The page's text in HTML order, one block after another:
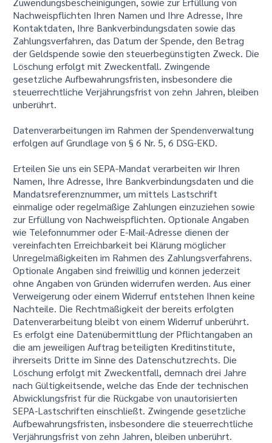
Nachweispflichten Ihren Namen und Ihre Adresse, Ihre
Kontaktdaten, Ihre Bankverbindungsdaten sowie das
Zahlungsverfahren, das Datum der Spende, den Betrag
der Geldspende sowie den steuerbegünstigten Zweck. Die
Löschung erfolgt mit Zweckentfall. Zwingende
gesetzliche Aufbewahrungsfristen, insbesondere die
steuerrechtliche Verjährungsfrist von zehn Jahren, bleiben
unberührt.
Datenverarbeitungen im Rahmen der Spendenverwaltung
erfolgen auf Grundlage von § 6 Nr. 5, 6 DSG-EKD.
Erteilen Sie uns ein SEPA-Mandat verarbeiten wir Ihren
Namen, Ihre Adresse, Ihre Bankverbindungsdaten und die
Mandatsreferenznummer, um mittels Lastschrift
einmalige oder regelmäßige Zahlungen einzuziehen sowie
zur Erfüllung von Nachweispflichten. Optionale Angaben
wie Telefonnummer oder E-Mail-Adresse dienen der
vereinfachten Erreichbarkeit bei Klärung möglicher
Unregelmäßigkeiten im Rahmen des Zahlungsverfahrens.
Optionale Angaben sind freiwillig und können jederzeit
ohne Angaben von Gründen widerrufen werden. Aus einer
Verweigerung oder einem Widerruf entstehen Ihnen keine
Nachteile. Die Rechtmäßigkeit der bereits erfolgten
Datenverarbeitung bleibt von einem Widerruf unberührt.
Es erfolgt eine Datenübermittlung der Pflichtangaben an
die am jeweiligen Auftrag beteiligten Kreditinstitute,
ihrerseits Dritte im Sinne des Datenschutzrechts. Die
Löschung erfolgt mit Zweckentfall, demnach drei Jahre
nach Gültigkeitsende, welche das Ende der technischen
Abwicklungsfrist für die Rückgabe von unautorisierten
SEPA-Lastschriften einschließt. Zwingende gesetzliche
Aufbewahrungsfristen, insbesondere die steuerrechtliche
Verjährungsfrist von zehn Jahren, bleiben unberührt.